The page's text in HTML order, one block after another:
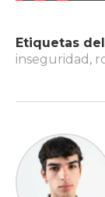
Etiquetas
inseguridad ,